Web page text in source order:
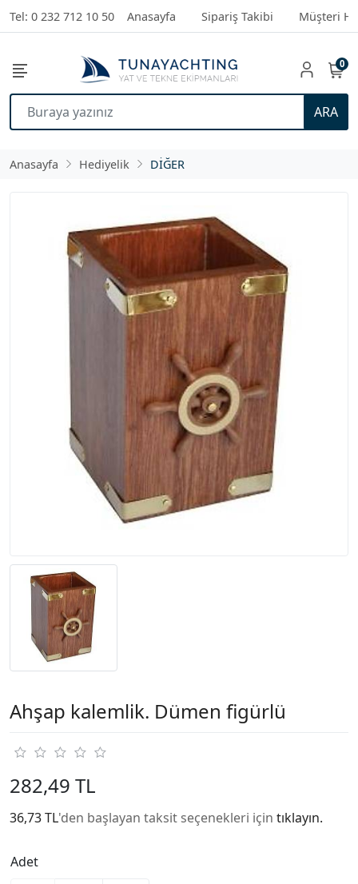
Tel: 0 232 712 10 50 Anasayfa Sipariş Takibi Müşteri
ARA
0
Anasayfa Hediyelik DİĞER
Ahşap kalemlik. Dümen figürlü
282,49 TL
36,73 TL'den başlayan taksit seçenekleri için tıklayın.
Adet